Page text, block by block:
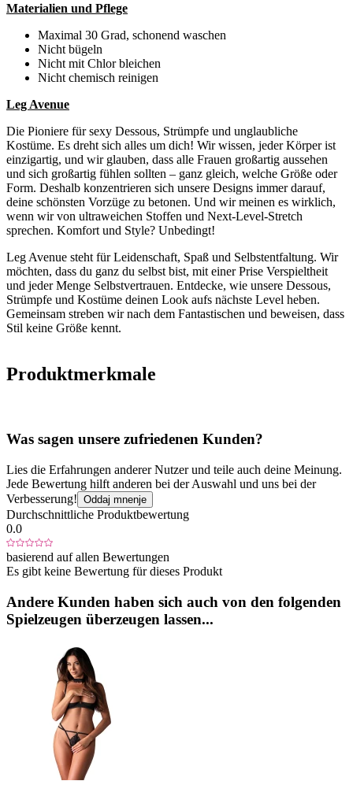
Materialien und Pflege
Maximal 30 Grad, schonend waschen
Nicht bügeln
Nicht mit Chlor bleichen
Nicht chemisch reinigen
Leg Avenue
Die Pioniere für sexy Dessous, Strümpfe und unglaubliche
Kostüme. Es dreht sich alles um dich! Wir wissen, jeder Körper ist
einzigartig, und wir glauben, dass alle Frauen großartig aussehen
und sich großartig fühlen sollten – ganz gleich, welche Größe oder
Form. Deshalb konzentrieren sich unsere Designs immer darauf,
deine schönsten Vorzüge zu betonen. Und wir meinen es wirklich,
wenn wir von ultraweichen Stoffen und Next-Level-Stretch
sprechen. Komfort und Style? Unbedingt!
Leg Avenue steht für Leidenschaft, Spaß und Selbstentfaltung. Wir
möchten, dass du ganz du selbst bist, mit einer Prise Verspieltheit
und jeder Menge Selbstvertrauen. Entdecke, wie unsere Dessous,
Strümpfe und Kostüme deinen Look aufs nächste Level heben.
Gemeinsam streben wir nach dem Fantastischen und beweisen, dass
Stil keine Größe kennt.
Produktmerkmale
Was sagen unsere zufriedenen Kunden?
Lies die Erfahrungen anderer Nutzer und teile auch deine Meinung.
Jede Bewertung hilft anderen bei der Auswahl und uns bei der
Verbesserung! Oddaj mnenje
Durchschnittliche Produktbewertung
0.0
basierend auf allen Bewertungen
Es gibt keine Bewertung für dieses Produkt
Andere Kunden haben sich auch von den folgenden
Spielzeugen überzeugen lassen...